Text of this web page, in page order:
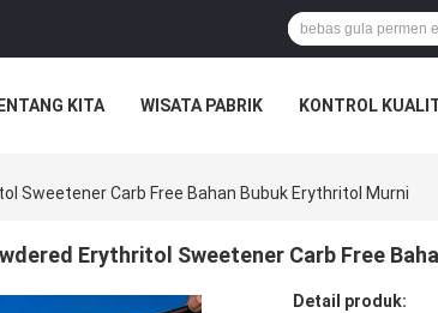
KITA WISATA PABRIK KONTROL
Sweetener Carb Free Bahan Bubuk Erythritol Murni
Erythritol Sweetener Carb Free
Detail produk: